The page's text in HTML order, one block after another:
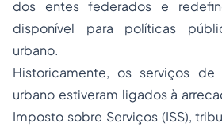
dos entes federados e
disponível para políticas
urbano.
Historicamente, os serviços
urbano estiveram ligados à
Imposto sobre Serviços (ISS),